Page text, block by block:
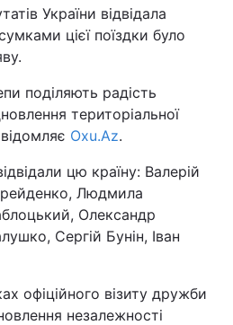
України відвідала
цієї поїздки було
поділяють радість
територіальної
Oxu.Az.
цю країну: Валерій
Людмила
Олександр
Сергій Бунін, Іван
офіційного візиту дружби
незалежності